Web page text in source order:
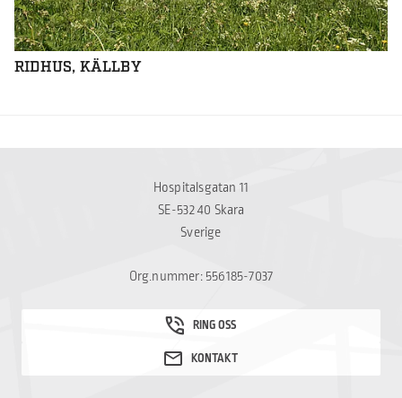
RIDHUS, KÄLLBY
Hospitalsgatan 11
SE-532 40 Skara
Sverige
Org.nummer: 556185-7037